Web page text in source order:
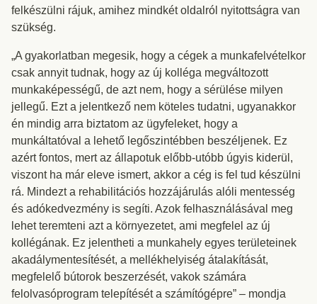
felkészülni rájuk, amihez mindkét oldalról nyitottságra van
szükség.
„A gyakorlatban megesik, hogy a cégek a munkafelvételkor
csak annyit tudnak, hogy az új kolléga megváltozott
munkaképességű, de azt nem, hogy a sérülése milyen
jellegű. Ezt a jelentkező nem köteles tudatni, ugyanakkor
én mindig arra biztatom az ügyfeleket, hogy a
munkáltatóval a lehető legőszintébben beszéljenek. Ez
azért fontos, mert az állapotuk előbb-utóbb úgyis kiderül,
viszont ha már eleve ismert, akkor a cég is fel tud készülni
rá. Mindezt a rehabilitációs hozzájárulás alóli mentesség
és adókedvezmény is segíti. Azok felhasználásával meg
lehet teremteni azt a környezetet, ami megfelel az új
kollégának. Ez jelentheti a munkahely egyes területeinek
akadálymentesítését, a mellékhelyiség átalakítását,
megfelelő bútorok beszerzését, vakok számára
felolvasóprogram telepítését a számítógépre” – mondja